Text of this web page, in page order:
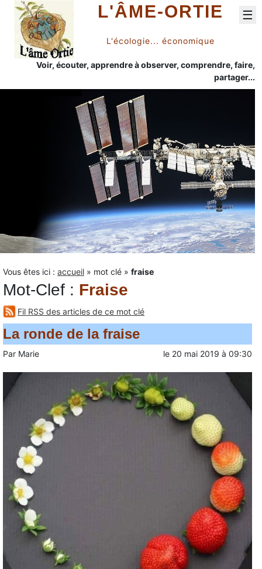
L'ÂME-ORTIE
L'écologie... économique
Voir, écouter, apprendre à observer, comprendre, faire,
partager...
☰
Vous êtes ici : accueil » mot clé » fraise
Mot-Clef : Fraise
Fil RSS des articles de ce mot clé
La ronde de la fraise
Par Marie le 20 mai 2019 à 09:30